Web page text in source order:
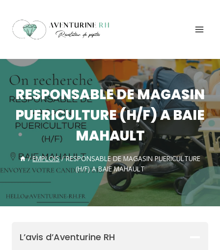
contenu
RESPONSABLE DE MAGASIN
PUERICULTURE (H/F) A BAIE
MAHAULT
/ EMPLOIS / RESPONSABLE DE MAGASIN PUERICULTURE
(H/F) A BAIE MAHAULT
L’avis d’Aventurine RH